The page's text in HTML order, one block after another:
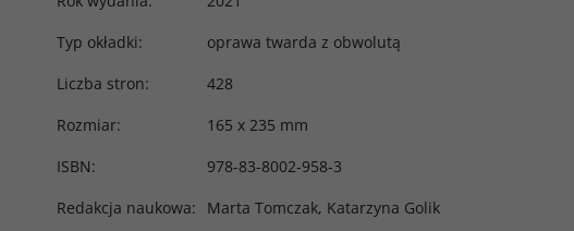
Typ okładki:
oprawa twarda z obwolutą
Liczba stron:
428
Rozmiar:
165 x 235 mm
ISBN:
978-83-8002-958-3
Redakcja naukowa: Marta Tomczak, Katarzyna Golik